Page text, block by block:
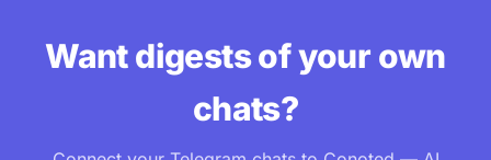
Want digests of your own
chats?